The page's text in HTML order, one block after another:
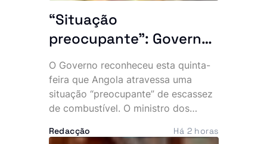
“Situação
preocupante”: Governo
admite escassez de
combustível e
dificuldades da
Sonangol
O Governo reconheceu esta quinta-
feira que Angola atravessa uma
situação “preocupante” de escassez
de combustível. O ministro dos
revelou que a Sonangol enfrenta
Redacção Há 2 horas